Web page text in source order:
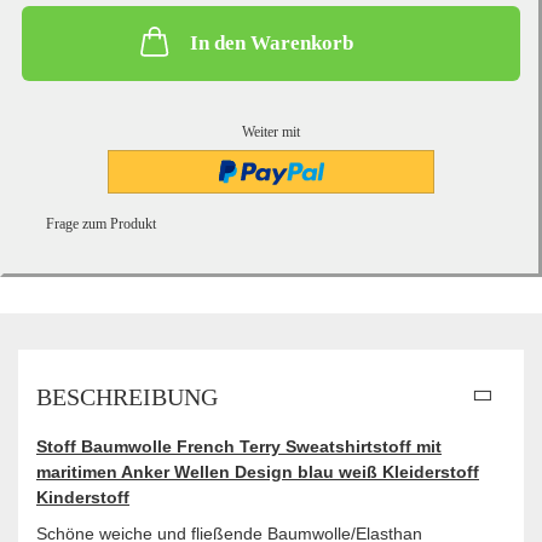
In den Warenkorb
Weiter mit
Frage zum Produkt
BESCHREIBUNG
Stoff Baumwolle French Terry Sweatshirtstoff mit
maritimen Anker Wellen Design blau weiß Kleiderstoff
Kinderstoff
Schöne weiche und fließende Baumwolle/Elasthan